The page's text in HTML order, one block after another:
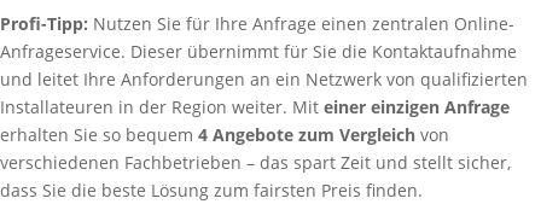
Profi-Tipp: Nutzen Sie für Ihre Anfrage einen zentralen Online-
Anfrageservice. Dieser übernimmt für Sie die Kontaktaufnahme
und leitet Ihre Anforderungen an ein Netzwerk von qualifizierten
Installateuren in der Region weiter. Mit einer einzigen Anfrage
erhalten Sie so bequem 4 Angebote zum Vergleich von
verschiedenen Fachbetrieben – das spart Zeit und stellt sicher,
dass Sie die beste Lösung zum fairsten Preis finden.